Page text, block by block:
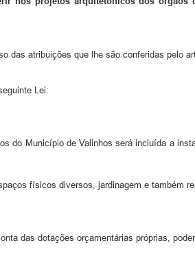
das atribuições que lhe são conferidas pelo
Lei:
do Município de Valinhos será incluída a
físicos diversos, jardinagem e também
das dotações orçamentárias próprias,